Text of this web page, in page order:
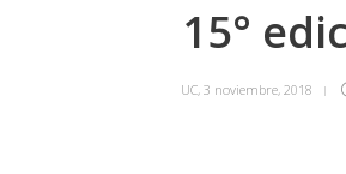
15°
UC, 3 noviembre, 2018